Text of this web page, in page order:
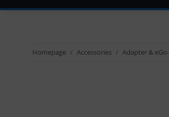
Homepage Accessories Adapter &